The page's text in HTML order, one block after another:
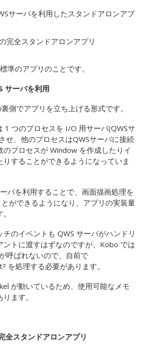
サーバを利用したスタンドアロンアプ
完全スタンドアロンアプリ
準のアプリのことです。
サーバを利用
側でアプリを立ち上げる形式です。
つのプロセスを I/O 用サーバ(QWSサ
せ、他のプロセスはQWSサーバに接続
のプロセスが Window を作成したりイ
りすることができるようになっていま
バを利用することで、画面描画処理を
ができるようになり、アプリの実装量
のイベントも QWS サーバがハンドリ
ントに渡すはずなのですが、Kobo では
呼ばれないので、自前で
処理する必要があります。
が動いているため、使用可能なメモ
ます。
全スタンドアロンアプリ